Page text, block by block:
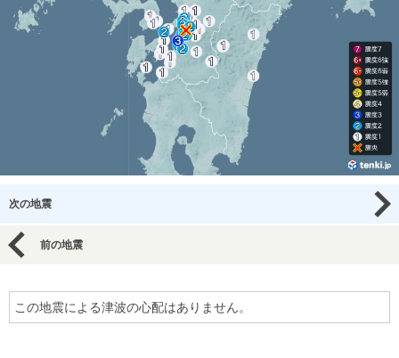
次の地震
前の地震
この地震による津波の心配はありません。